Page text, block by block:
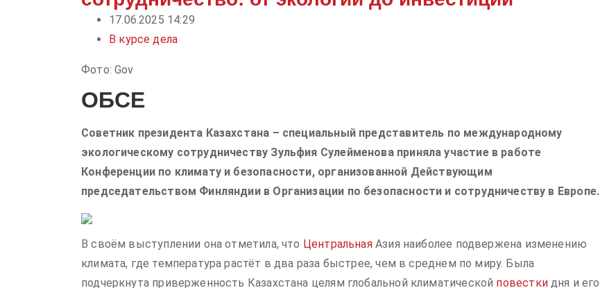
17.06.2025 14:29
В курсе дела
Фото: Gov
ОБСЕ
Советник президента Казахстана – специальный представитель по международному
экологическому сотрудничеству Зульфия Сулейменова приняла участие в работе
Конференции по климату и безопасности, организованной Действующим
председательством Финляндии в Организации по безопасности и сотрудничеству в Европе.
В своём выступлении она отметила, что ЦентральнаяАзия наиболее подвержена изменению
климата, где температура растёт в два раза быстрее, чем в среднем по миру. Была
подчеркнута приверженность Казахстана целям глобальной климатической повесткидня и его